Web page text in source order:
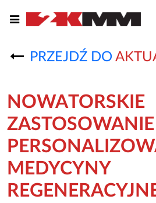
PRZEJDŹ DO
NOWATORSKIE
ZASTOSOWANIE
MEDYCYNY